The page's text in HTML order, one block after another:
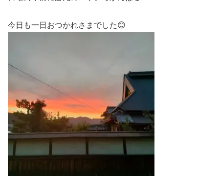
今日も一日おつかれさまでした😊